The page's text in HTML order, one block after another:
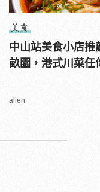
美食
中山站美食小店推
畝園，港式川菜任
allen